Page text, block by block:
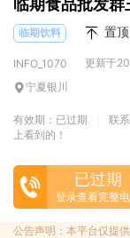
临期食品批发
临期饮料 置顶
INFO_1070 更新于
宁夏银川
有效期：已过期 联
上看到的！
已过期
登录查看完整
公告声明：本平台仅提